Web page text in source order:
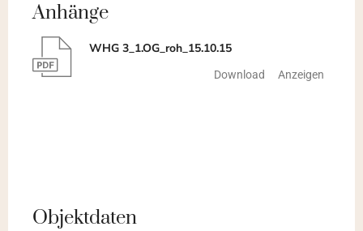
Anhänge
WHG 3_1.OG_roh_15.10.15
Download Anzeigen
Objektdaten